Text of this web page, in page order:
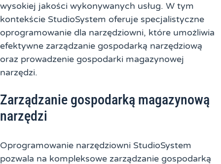
wysokiej jakości wykonywanych usług. W tym
kontekście StudioSystem oferuje specjalistyczne
oprogramowanie dla narzędziowni, które umożliwia
efektywne zarządzanie gospodarką narzędziową
oraz prowadzenie gospodarki magazynowej
narzędzi.
Zarządzanie gospodarką magazynową
narzędzi
Oprogramowanie narzędziowni StudioSystem
pozwala na kompleksowe zarządzanie gospodarką